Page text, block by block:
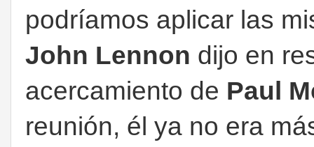
podríamos aplicar las
John Lennon dijo en
acercamiento de Paul
reunión, él ya no era